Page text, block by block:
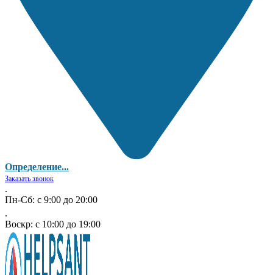
Определение...
Заказать звонок
.
Пн-Сб: с 9:00 до 20:00
.
Воскр: с 10:00 до 19:00